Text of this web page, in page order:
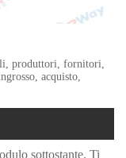
produttori, fornitori,
acquisto,
sottostante. Ti